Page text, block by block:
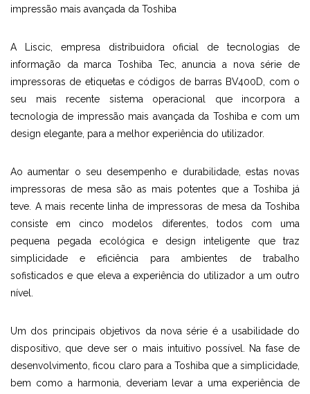
impressão mais avançada da Toshiba
A Liscic, empresa distribuidora oficial de tecnologias de
informação da marca Toshiba Tec, anuncia a nova série de
impressoras de etiquetas e códigos de barras BV400D, com o
seu mais recente sistema operacional que incorpora a
tecnologia de impressão mais avançada da Toshiba e com um
design elegante, para a melhor experiência do utilizador.
Ao aumentar o seu desempenho e durabilidade, estas novas
impressoras de mesa são as mais potentes que a Toshiba já
teve. A mais recente linha de impressoras de mesa da Toshiba
consiste em cinco modelos diferentes, todos com uma
pequena pegada ecológica e design inteligente que traz
simplicidade e eficiência para ambientes de trabalho
sofisticados e que eleva a experiência do utilizador a um outro
nível.
Um dos principais objetivos da nova série é a usabilidade do
dispositivo, que deve ser o mais intuitivo possível. Na fase de
desenvolvimento, ficou claro para a Toshiba que a simplicidade,
bem como a harmonia, deveriam levar a uma experiência de